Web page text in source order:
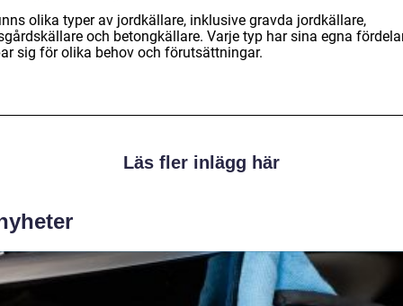
olika typer av jordkällare, inklusive gravda jordkällare,
och betongkällare. Varje typ har sina egna
sig för olika behov och förutsättningar.
Läs fler inlägg här